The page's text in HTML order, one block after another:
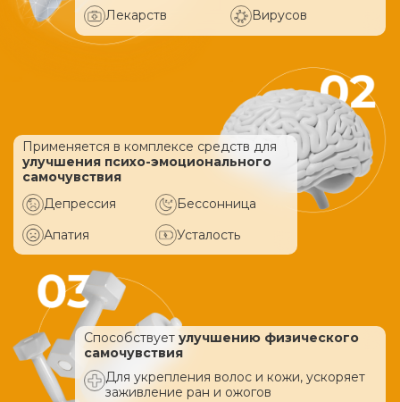
Лекарств
Вирусов
Применяется в комплексе средств для
улучшения психо-эмоционального
самочувствия
Депрессия
Бессонница
Апатия
Усталость
Способствует улучшению физического
самочувствия
Для укрепления волос и кожи, ускоряет
заживление ран и ожогов